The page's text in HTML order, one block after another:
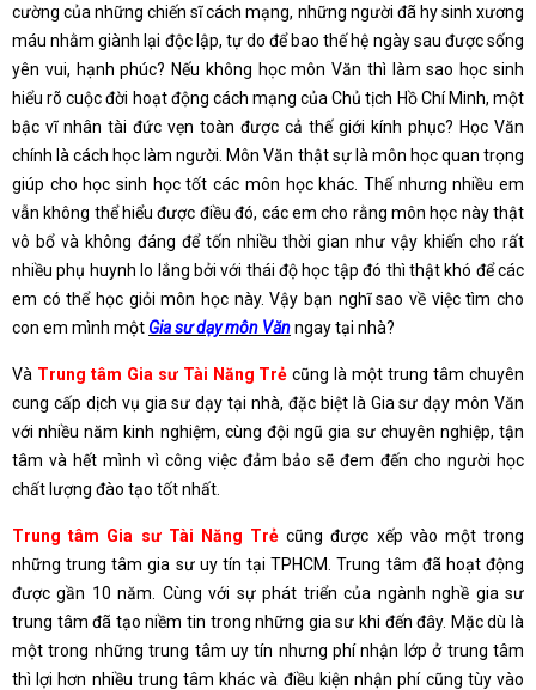
cường của những chiến sĩ cách mạng, những người đã hy sinh xương
máu nhằm giành lại độc lập, tự do để bao thế hệ ngày sau được sống
yên vui, hạnh phúc? Nếu không học môn Văn thì làm sao học sinh
hiểu rõ cuộc đời hoạt động cách mạng của Chủ tịch Hồ Chí Minh, một
bậc vĩ nhân tài đức vẹn toàn được cả thế giới kính phục? Học Văn
chính là cách học làm người. Môn Văn thật sự là môn học quan trọng
giúp cho học sinh học tốt các môn học khác. Thế nhưng nhiều em
vẫn không thể hiểu được điều đó, các em cho rằng môn học này thật
vô bổ và không đáng để tốn nhiều thời gian như vậy khiến cho rất
nhiều phụ huynh lo lắng bởi với thái độ học tập đó thì thật khó để các
em có thể học giỏi môn học này. Vậy bạn nghĩ sao về việc tìm cho
con em mình một Gia sư dạy môn Vănngay tại nhà?
Và Trung tâm Gia sư Tài Năng Trẻ cũng là một trung tâm chuyên
cung cấp dịch vụ gia sư dạy tại nhà, đặc biệt là Gia sư dạy môn Văn
với nhiều năm kinh nghiệm, cùng đội ngũ gia sư chuyên nghiệp, tận
tâm và hết mình vì công việc đảm bảo sẽ đem đến cho người học
chất lượng đào tạo tốt nhất.
Trung tâm Gia sư Tài Năng Trẻ cũng được xếp vào một trong
những trung tâm gia sư uy tín tại TPHCM. Trung tâm đã hoạt động
được gần 10 năm. Cùng với sự phát triển của ngành nghề gia sư
trung tâm đã tạo niềm tin trong những gia sư khi đến đây. Mặc dù là
một trong những trung tâm uy tín nhưng phí nhận lớp ở trung tâm
thì lợi hơn nhiều trung tâm khác và điều kiện nhận phí cũng tùy vào